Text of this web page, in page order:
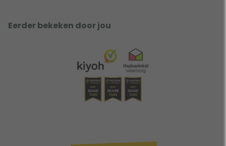
Eerder bekeken door jou